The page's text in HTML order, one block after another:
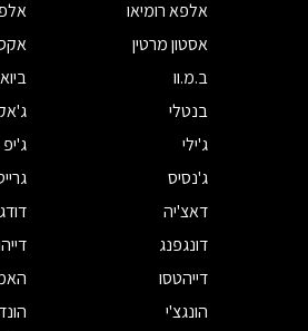
אלפא רומיאו
אסטון מרטין
ב.מ.וו
בנטלי
ג'ילי
ג'יפ
ג'נסיס
דאצ'יה
דונגפנג
דייהטסו
הונגצ'י